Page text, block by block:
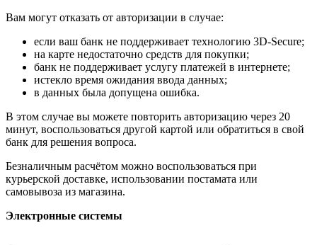
Вам могут отказать от авторизации в случае:
если ваш банк не поддерживает технологию 3D-Secure;
на карте недостаточно средств для покупки;
банк не поддерживает услугу платежей в интернете;
истекло время ожидания ввода данных;
в данных была допущена ошибка.
В этом случае вы можете повторить авторизацию через 20
минут, воспользоваться другой картой или обратиться в свой
банк для решения вопроса.
Безналичным расчётом можно воспользоваться при
курьерской доставке, использовании постамата или
самовывоза из магазина.
Электронные системы